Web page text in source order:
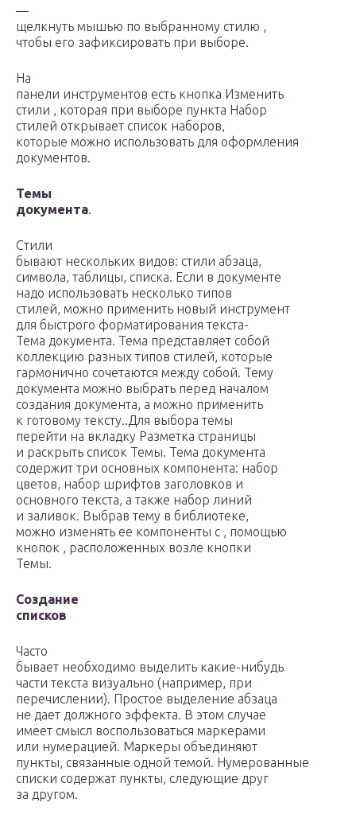
—
щелкнуть мышью по выбранному стилю ,
чтобы его зафиксировать при выборе.
На
панели инструментов есть кнопка Изменить
стили , которая при выборе пункта Набор
стилей открывает список наборов,
которые можно использовать для оформления
документов.
Темы
документа.
Стили
бывают нескольких видов: стили абзаца,
символа, таблицы, списка. Если в документе
надо использовать несколько типов
стилей, можно применить новый инструмент
для быстрого форматирования текста-
Тема документа. Тема представляет собой
коллекцию разных типов стилей, которые
гармонично сочетаются между собой. Тему
документа можно выбрать перед началом
создания документа, а можно применить
к готовому тексту..Для выбора темы
перейти на вкладку Разметка страницы
и раскрыть список Темы. Тема документа
содержит три основных компонента: набор
цветов, набор шрифтов заголовков и
основного текста, а также набор линий
и заливок. Выбрав тему в библиотеке,
можно изменять ее компоненты с , помощью
кнопок , расположенных возле кнопки
Темы.
Создание
списков
Часто
бывает необходимо выделить какие-нибудь
части текста визуально (например, при
перечислении). Простое выделение абзаца
не дает должного эффекта. В этом случае
имеет смысл воспользоваться маркерами
или нумерацией. Маркеры объединяют
пункты, связанные одной темой. Нумерованные
списки содержат пункты, следующие друг
за другом.